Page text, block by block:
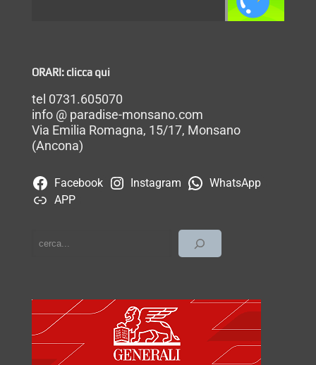
ORARI: clicca qui
tel 0731.605070
info @ paradise-monsano.com
Via Emilia Romagna, 15/17, Monsano
(Ancona)
Facebook Instagram
WhatsApp
APP